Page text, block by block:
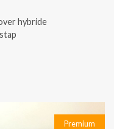
hybride
Premium